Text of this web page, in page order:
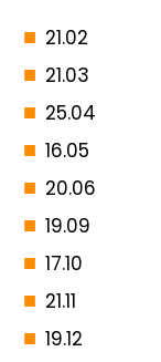
21.02
21.03
25.04
16.05
20.06
19.09
17.10
21.11
19.12